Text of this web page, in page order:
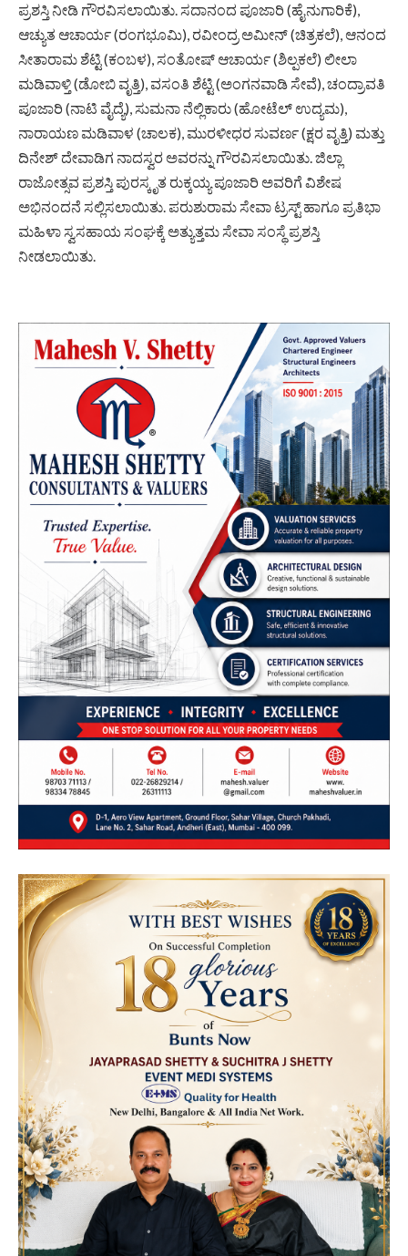
ಪ್ರಶಸ್ತಿ ನೀಡಿ ಗೌರವಿಸಲಾಯಿತು. ಸದಾನಂದ ಪೂಜಾರಿ (ಹೈನುಗಾರಿಕೆ),
ಆಚ್ಯುತ ಆಚಾರ್ಯ (ರಂಗಭೂಮಿ), ರವೀಂದ್ರ ಅಮೀನ್ (ಚಿತ್ರಕಲೆ), ಆನಂದ
ಸೀತಾರಾಮ ಶೆಟ್ಟಿ (ಕಂಬಳ), ಸಂತೋಷ್ ಆಚಾರ್ಯ (ಶಿಲ್ಪಕಲೆ) ಲೀಲಾ
ಮಡಿವಾಳ್ತಿ (ಡೋಬಿ ವೃತ್ತಿ), ವಸಂತಿ ಶೆಟ್ಟಿ (ಅಂಗನವಾಡಿ ಸೇವೆ), ಚಂದ್ರಾವತಿ
ಪೂಜಾರಿ (ನಾಟಿ ವೈದ್ಯೆ), ಸುಮನಾ ನೆಲ್ಲಿಕಾರು (ಹೋಟೆಲ್ ಉದ್ಯಮ),
ನಾರಾಯಣ ಮಡಿವಾಳ (ಚಾಲಕ), ಮುರಳೀಧರ ಸುವರ್ಣ (ಕ್ಷರ ವೃತ್ತಿ) ಮತ್ತು
ದಿನೇಶ್ ದೇವಾಡಿಗ ನಾದಸ್ವರ ಅವರನ್ನು ಗೌರವಿಸಲಾಯಿತು. ಜಿಲ್ಲಾ
ರಾಜೋತ್ಸವ ಪ್ರಶಸ್ತಿ ಪುರಸ್ಕೃತ ರುಕ್ಕಯ್ಯ ಪೂಜಾರಿ ಅವರಿಗೆ ವಿಶೇಷ
ಅಭಿನಂದನೆ ಸಲ್ಲಿಸಲಾಯಿತು. ಪರುಶುರಾಮ ಸೇವಾ ಟ್ರಸ್ಟ್ ಹಾಗೂ ಪ್ರತಿಭಾ
ಮಹಿಳಾ ಸ್ವಸಹಾಯ ಸಂಘಕ್ಕೆ ಅತ್ಯುತ್ತಮ ಸೇವಾ ಸಂಸ್ಥೆ ಪ್ರಶಸ್ತಿ
ನೀಡಲಾಯಿತು.